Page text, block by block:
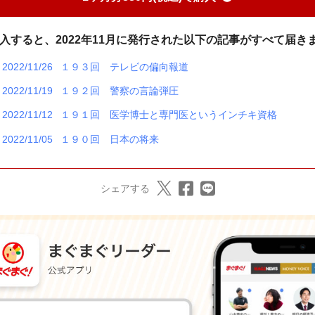
すると、2022年11月に発行された以下の記事がすべて届き
2022/11/26 １９３回 テレビの偏向報道
2022/11/19 １９２回 警察の言論弾圧
2022/11/12 １９１回 医学博士と専門医というインチキ資格
2022/11/05 １９０回 日本の将来
シェアする